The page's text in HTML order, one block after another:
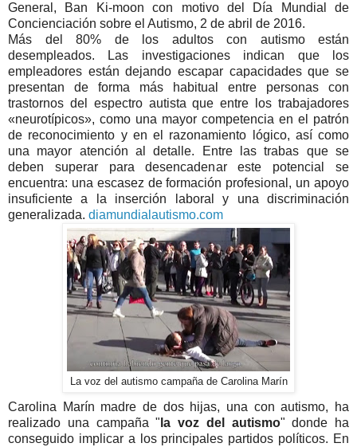
General, Ban Ki-moon con motivo del Día Mundial de
Concienciación sobre el Autismo, 2 de abril de 2016.
Más del 80% de los adultos con autismo están
desempleados. Las investigaciones indican que los
empleadores están dejando escapar capacidades que se
presentan de forma más habitual entre personas con
trastornos del espectro autista que entre los trabajadores
«neurotípicos», como una mayor competencia en el patrón
de reconocimiento y en el razonamiento lógico, así como
una mayor atención al detalle. Entre las trabas que se
deben superar para desencadenar este potencial se
encuentra: una escasez de formación profesional, un apoyo
insuficiente a la inserción laboral y una discriminación
generalizada. diamundialautismo.com
La voz del autismo campaña de Carolina Marín
Carolina Marín madre de dos hijas, una con autismo, ha
realizado una campaña " la voz del autismo" donde ha
conseguido implicar a los principales partidos políticos. En